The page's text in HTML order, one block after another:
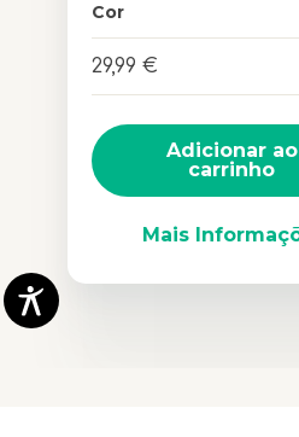
Cor
29,99 €
Adicionar ao
carrinho
Mais